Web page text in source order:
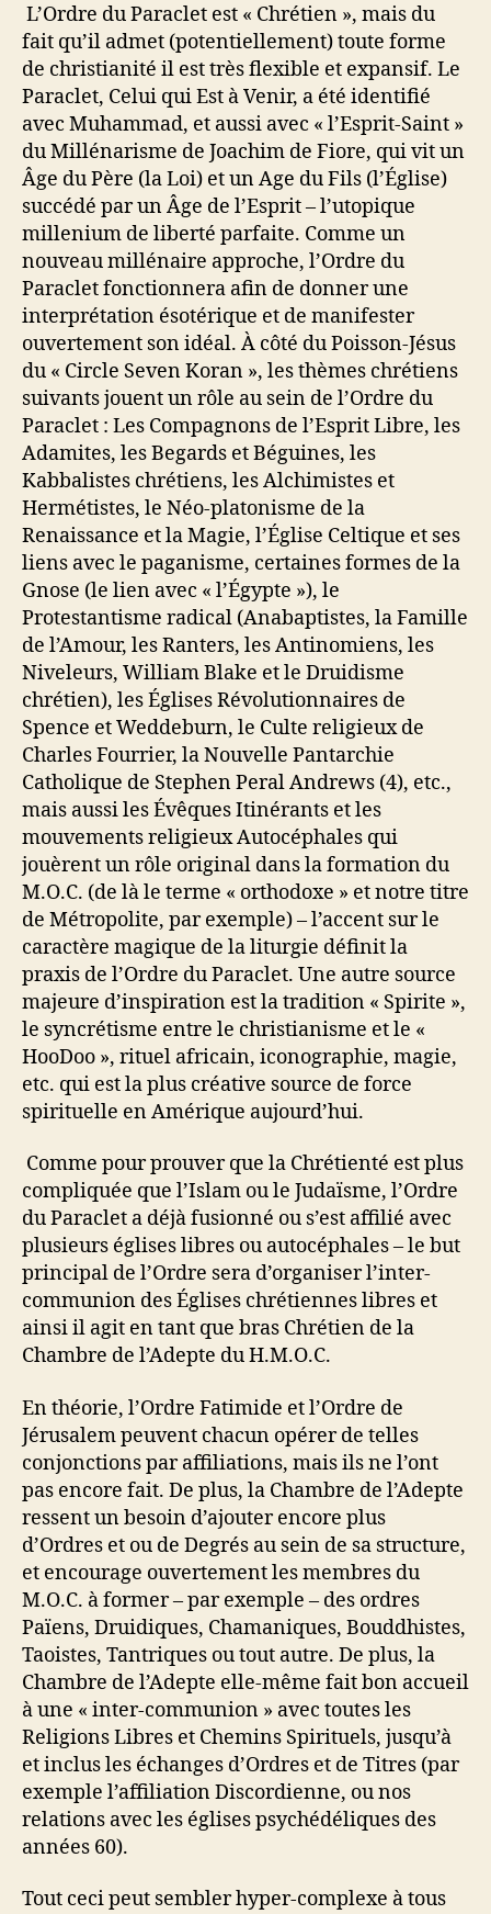
L’Ordre du Paraclet est « Chrétien », mais du
fait qu’il admet (potentiellement) toute forme
de christianité il est très flexible et expansif. Le
Paraclet, Celui qui Est à Venir, a été identifié
avec Muhammad, et aussi avec « l’Esprit-Saint »
du Millénarisme de Joachim de Fiore, qui vit un
Âge du Père (la Loi) et un Age du Fils (l’Église)
succédé par un Âge de l’Esprit – l’utopique
millenium de liberté parfaite. Comme un
nouveau millénaire approche, l’Ordre du
Paraclet fonctionnera afin de donner une
interprétation ésotérique et de manifester
ouvertement son idéal. À côté du Poisson-Jésus
du « Circle Seven Koran », les thèmes chrétiens
suivants jouent un rôle au sein de l’Ordre du
Paraclet : Les Compagnons de l’Esprit Libre, les
Adamites, les Begards et Béguines, les
Kabbalistes chrétiens, les Alchimistes et
Hermétistes, le Néo-platonisme de la
Renaissance et la Magie, l’Église Celtique et ses
liens avec le paganisme, certaines formes de la
Gnose (le lien avec « l’Égypte »), le
Protestantisme radical (Anabaptistes, la Famille
de l’Amour, les Ranters, les Antinomiens, les
Niveleurs, William Blake et le Druidisme
chrétien), les Églises Révolutionnaires de
Spence et Weddeburn, le Culte religieux de
Charles Fourrier, la Nouvelle Pantarchie
Catholique de Stephen Peral Andrews (4), etc.,
mais aussi les Évêques Itinérants et les
mouvements religieux Autocéphales qui
jouèrent un rôle original dans la formation du
M.O.C. (de là le terme « orthodoxe » et notre titre
de Métropolite, par exemple) – l’accent sur le
caractère magique de la liturgie définit la
praxis de l’Ordre du Paraclet. Une autre source
majeure d’inspiration est la tradition « Spirite »,
le syncrétisme entre le christianisme et le «
HooDoo », rituel africain, iconographie, magie,
etc. qui est la plus créative source de force
spirituelle en Amérique aujourd’hui.
Comme pour prouver que la Chrétienté est plus
compliquée que l’Islam ou le Judaïsme, l’Ordre
du Paraclet a déjà fusionné ou s’est affilié avec
plusieurs églises libres ou autocéphales – le but
principal de l’Ordre sera d’organiser l’inter-
communion des Églises chrétiennes libres et
ainsi il agit en tant que bras Chrétien de la
Chambre de l’Adepte du H.M.O.C.
En théorie, l’Ordre Fatimide et l’Ordre de
Jérusalem peuvent chacun opérer de telles
conjonctions par affiliations, mais ils ne l’ont
pas encore fait. De plus, la Chambre de l’Adepte
ressent un besoin d’ajouter encore plus
d’Ordres et ou de Degrés au sein de sa structure,
et encourage ouvertement les membres du
M.O.C. à former – par exemple – des ordres
Païens, Druidiques, Chamaniques, Bouddhistes,
Taoistes, Tantriques ou tout autre. De plus, la
Chambre de l’Adepte elle-même fait bon accueil
à une « inter-communion » avec toutes les
Religions Libres et Chemins Spirituels, jusqu’à
et inclus les échanges d’Ordres et de Titres (par
exemple l’affiliation Discordienne, ou nos
relations avec les églises psychédéliques des
années 60).
Tout ceci peut sembler hyper-complexe à tous